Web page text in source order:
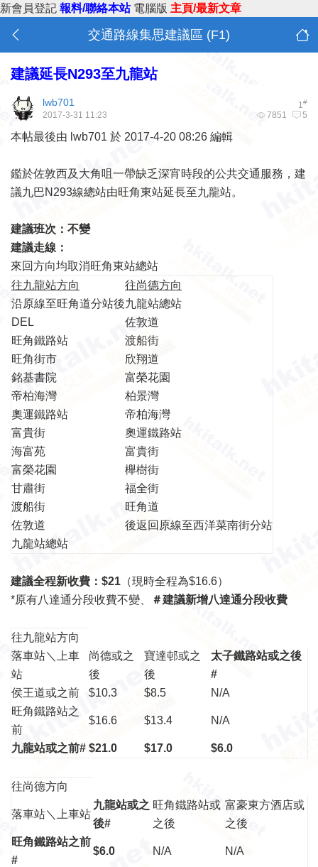
新會員登記 報料/聯絡本站 電腦版 主頁/最新文章
交通路線集思建議區 (F1)
建議延長N293至九龍站
1#
lwb701
7851 5
2017-3-31 11:23
本帖最後由 lwb701 於 2017-4-20 08:26 編輯
鑑於佐敦西及大角咀一帶缺乏深宵時段的公共交通服務，建
議九巴N293線總站由旺角東站延長至九龍站。
建議班次：不變
建議走線：
來回方向均取消旺角東站總站
往九龍站方向
往尚德方向
沿原線至旺角道分站後九龍站總站
DEL
佐敦道
旺角鐵路站
渡船街
旺角街市
欣翔道
銘基書院
富榮花園
帝柏海灣
柏景灣
奧運鐵路站
帝柏海灣
富貴街
奧運鐵路站
海富苑
富貴街
富榮花園
櫸樹街
甘肅街
福全街
渡船街
旺角道
佐敦道
後返回原線至西洋菜南街分站
九龍站總站
建議全程新收費：$21 （現時全程為$16.6）
*原有八達通分段收費不變、
＃建議新增八達通分段收費
往九龍站方向
落車站＼上車
站
尚德或之
後
寶達邨或之
後
太子鐵路站或之後
#
侯王道或之前
$10.3 $8.5
N/A
旺角鐵路站之
前
$16.6 $13.4 N/A
九龍站或之前# $21.0 $17.0 $6.0
往尚德方向
落車站＼上車站
九龍站或之
後#
旺角鐵路站或
之後
富豪東方酒店或
之後
旺角鐵路站之前
#
$6.0 N/A N/A